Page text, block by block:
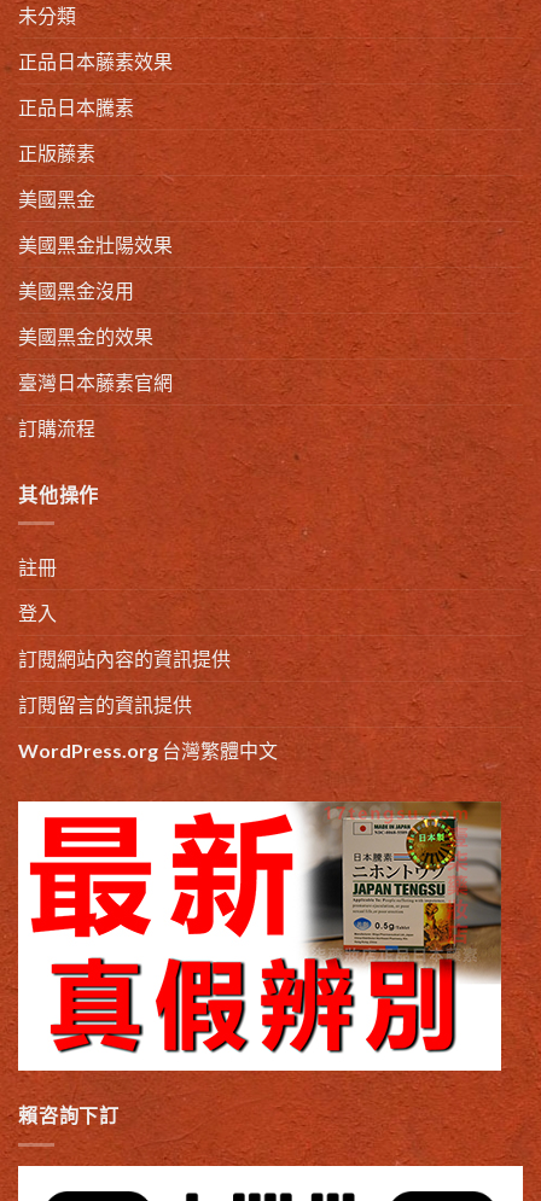
未分類
正品日本藤素效果
正品日本騰素
正版藤素
美國黑金
美國黑金壯陽效果
美國黑金沒用
美國黑金的效果
臺灣日本藤素官網
訂購流程
其他操作
註冊
登入
訂閱網站內容的資訊提供
訂閱留言的資訊提供
WordPress.org 台灣繁體中文
賴咨詢下訂